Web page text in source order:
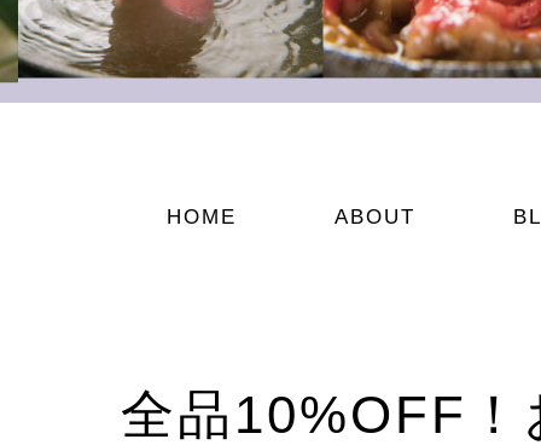
HOME ABOUT
全品10%OFF